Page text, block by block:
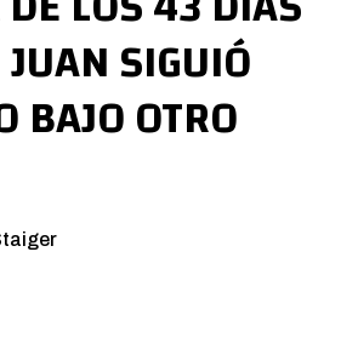
DIGITAL
SIGUIÓ
BAJO OTRO